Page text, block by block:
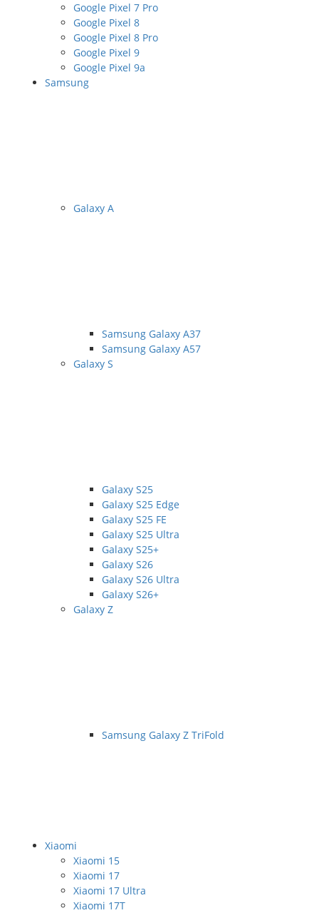
Google Pixel 7 Pro
Google Pixel 8
Google Pixel 8 Pro
Google Pixel 9
Google Pixel 9a
Samsung
Galaxy A
Samsung Galaxy A37
Samsung Galaxy A57
Galaxy S
Galaxy S25
Galaxy S25 Edge
Galaxy S25 FE
Galaxy S25 Ultra
Galaxy S25+
Galaxy S26
Galaxy S26 Ultra
Galaxy S26+
Galaxy Z
Samsung Galaxy Z TriFold
Xiaomi
Xiaomi 15
Xiaomi 17
Xiaomi 17 Ultra
Xiaomi 17T